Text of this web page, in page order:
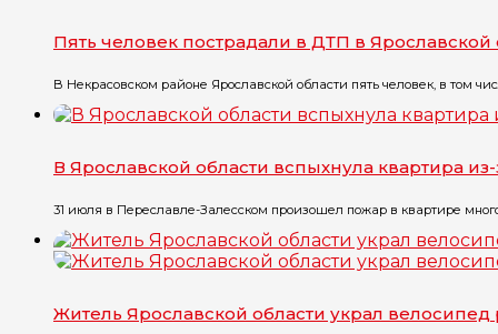
Пять человек пострадали в ДТП в Ярославской
В Некрасовском районе Ярославской области пять человек, в том
В Ярославской области вспыхнула квартира
31 июля в Переславле-Залесском произошел пожар в квартире
Житель Ярославской области украл